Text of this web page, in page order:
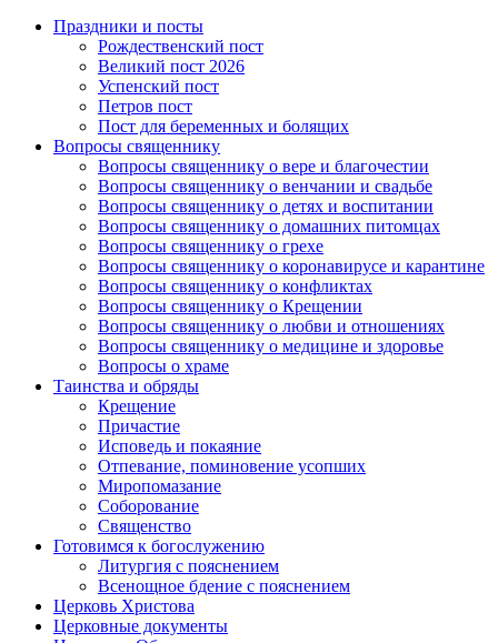
Праздники и посты
Рождественский пост
Великий пост 2026
Успенский пост
Петров пост
Пост для беременных и болящих
Вопросы священнику
Вопросы священнику о вере и благочестии
Вопросы священнику о венчании и свадьбе
Вопросы священнику о детях и воспитании
Вопросы священнику о домашних питомцах
Вопросы священнику о грехе
Вопросы священнику о коронавирусе и карантине
Вопросы священнику о конфликтах
Вопросы священнику о Крещении
Вопросы священнику о любви и отношениях
Вопросы священнику о медицине и здоровье
Вопросы о храме
Таинства и обряды
Крещение
Причастие
Исповедь и покаяние
Отпевание, поминовение усопших
Миропомазание
Соборование
Священство
Готовимся к богослужению
Литургия с пояснением
Всенощное бдение с пояснением
Церковь Христова
Церковные документы